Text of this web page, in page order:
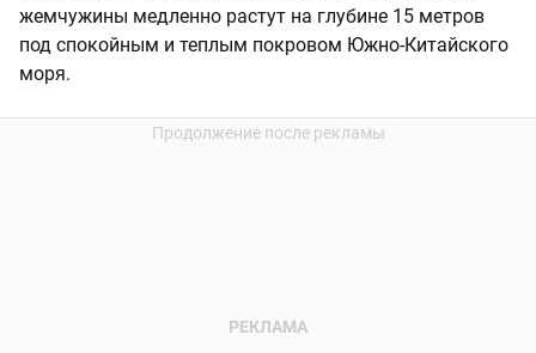
жемчужины медленно растут на глубине 15 метров
под спокойным и теплым покровом Южно-Китайского
моря.